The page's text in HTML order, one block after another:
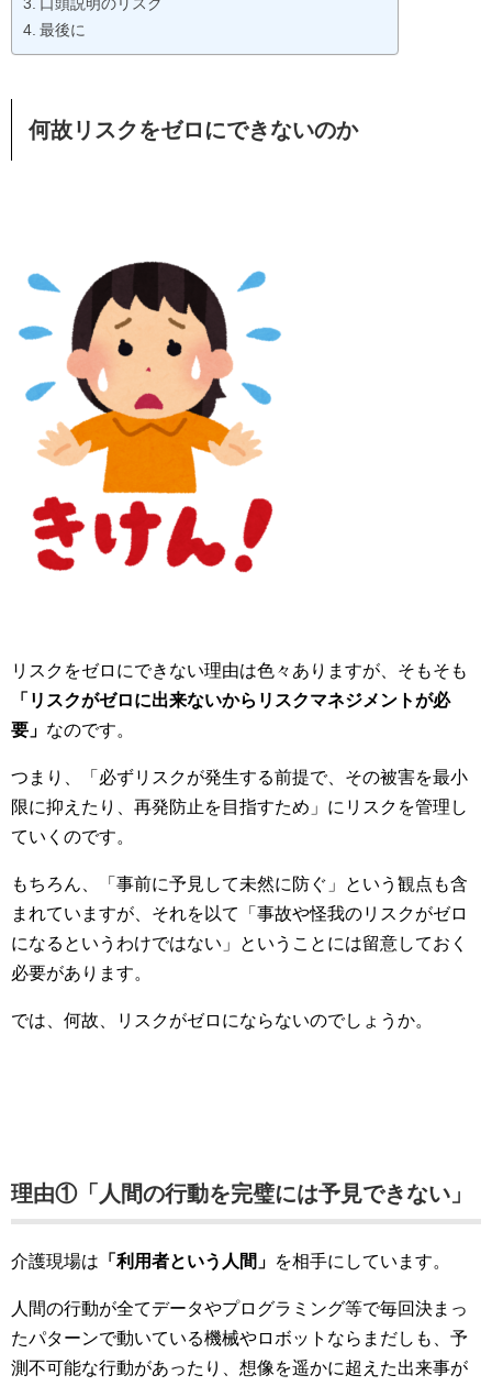
最後に
何故リスクをゼロにできないのか
リスクをゼロにできない理由は色々ありますが、そもそも
「リスクがゼロに出来ないからリスクマネジメントが必
要」 なのです。
つまり、「必ずリスクが発生する前提で、その被害を最小
限に抑えたり、再発防止を目指すため」にリスクを管理し
ていくのです。
もちろん、「事前に予見して未然に防ぐ」という観点も含
まれていますが、それを以て「事故や怪我のリスクがゼロ
になるというわけではない」ということには留意しておく
必要があります。
では、何故、リスクがゼロにならないのでしょうか。
理由①「人間の行動を完璧には予見できない」
介護現場は 「利用者という人間」 を相手にしています。
人間の行動が全てデータやプログラミング等で毎回決まっ
たパターンで動いている機械やロボットならまだしも、予
測不可能な行動があったり、想像を遥かに超えた出来事が